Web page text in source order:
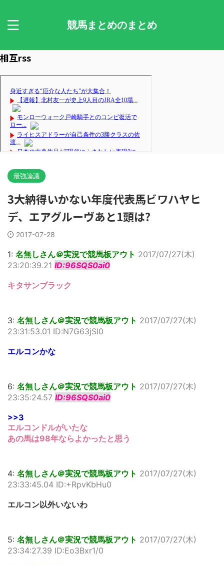
競馬まとめのまとめ
相互rss
最強論議
3大納得いかない年度代表馬ビワハヤヒ
デ、エアグルーヴあと1頭は?
2017-07-28
1: 名無しさん＠実況で競馬板アウト 2017/07/27(木)
23:20:39.21 ID:96SQS0ai0
キタサンブラック
3: 名無しさん＠実況で競馬板アウト 2017/07/27(木)
23:31:53.01 ID:N7G63jSl0
エルコンかな
6: 名無しさん＠実況で競馬板アウト 2017/07/27(木)
23:35:24.57 ID:96SQS0ai0
>>3
エルコンドルがいたな
あの馬は98年ならよかったと思う
4: 名無しさん＠実況で競馬板アウト 2017/07/27(木)
23:33:45.04 ID:+RpvKbHu0
エルコン以外いないわ
5: 名無しさん＠実況で競馬板アウト 2017/07/27(木)
23:34:27.39 ID:Eo3Bxr1/0